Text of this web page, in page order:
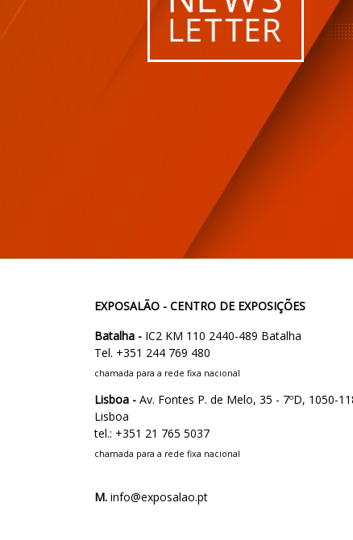
EXPOSALÃO - CENTRO DE EXPOSIÇÕES
Batalha - IC2 KM 110 2440-489 Batalha
Tel. +351 244 769 480
chamada para a rede fixa nacional
Lisboa - Av. Fontes P. de Melo, 35 - 7ºD, 1050-
Lisboa
tel.: +351 21 765 5037
chamada para a rede fixa nacional
M. info@exposalao.pt